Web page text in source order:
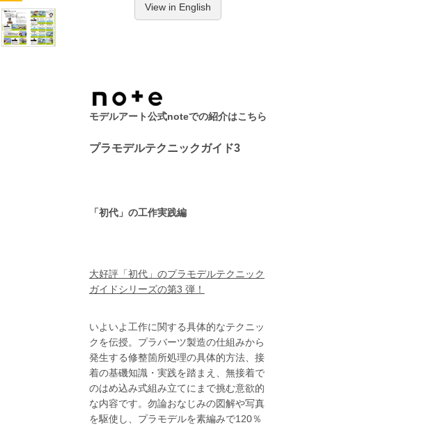
View in English
モデルアート公式noteでの紹介はこちら
プラモデルテクニックガイド3
「初代」の工作実践編
大好評「初代」のプラモデルテクニック
ガイドシリーズの第3 弾！
いよいよ工作に関する具体的なテクニッ
クを伝授。プラバーツ製造の仕組みから
発生する修整箇所処理の具体的方法、接
着の基磯知識・実践を踏まえ、無接着で
のはめ込み式組み立てにまで挑む意欲的
な内容です。勿論おなじみの図解や写真
を駆使し、プラモデルを素編みで120％